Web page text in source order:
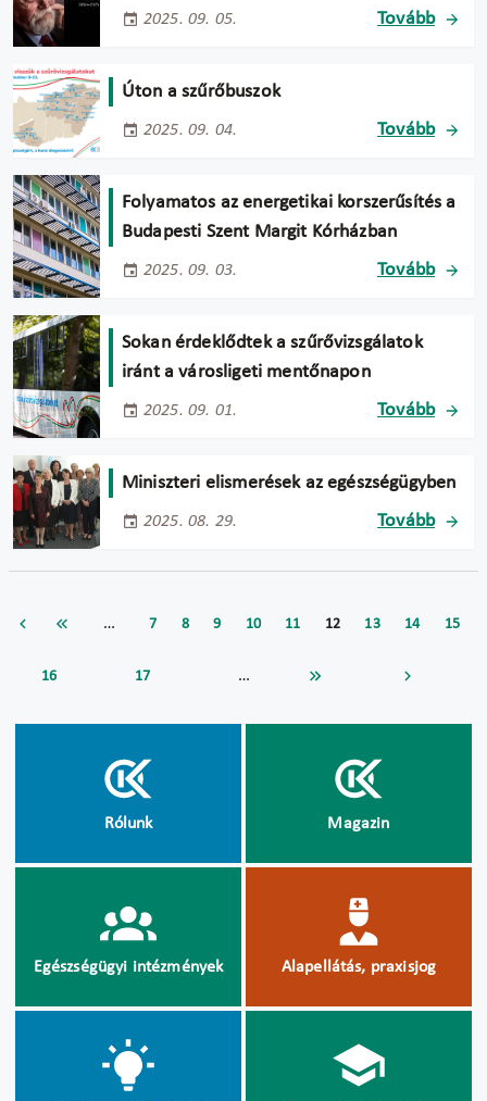
2025. 09. 05. Tovább
Úton a szűrőbuszok
2025. 09. 04. Tovább
Folyamatos az energetikai korszerűsítés a
Budapesti Szent Margit Kórházban
2025. 09. 03. Tovább
Sokan érdeklődtek a szűrővizsgálatok
iránt a városligeti mentőnapon
2025. 09. 01. Tovább
Miniszteri elismerések az egészségügyben
2025. 08. 29. Tovább
… 7 8 9 10 11 12 13 14 15
16 17 …
Rólunk Magazin
Egészségügyi intézmények Alapellátás, praxisjog